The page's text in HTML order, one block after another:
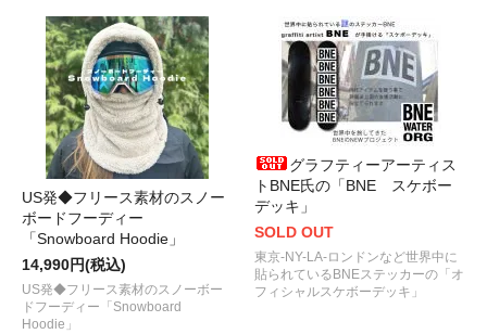
US発◆フリース素材のスノー
ボードフーディー
「Snowboard Hoodie」
14,990円(税込)
US発◆フリース素材のスノーボー
ドフーディー「Snowboard
Hoodie」
グラフティーアーティス
トBNE氏の「BNE スケボー
デッキ」
SOLD OUT
東京-NY-LA-ロンドンなど世界中に
貼られているBNEステッカーの「オ
フィシャルスケボーデッキ」